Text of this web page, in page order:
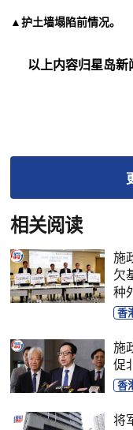
▲护土墙塌陷前情况。
以上内容归星岛新
相关阅读
施
欠
种
香
施
促
香
将